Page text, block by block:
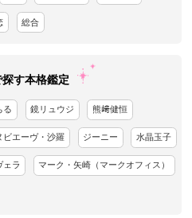
総合
す本格鑑定
る 鏡リュウジ 熊﨑健恒
ビエーヴ・沙羅 ジーニー 水晶玉子
ェラ マーク・矢崎（マークオフィス）